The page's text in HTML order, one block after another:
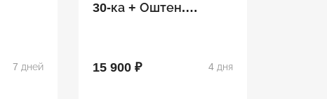
7 дней
30-ка + Оштен.
15 900 ₽ 4 дня